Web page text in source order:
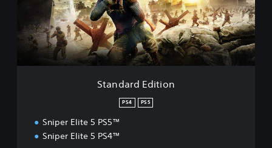
t
Standard Edition
PS4 PS5
Sniper Elite 5 PS5™
Sniper Elite 5 PS4™